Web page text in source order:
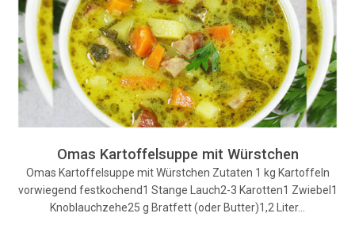
Omas Kartoffelsuppe mit Würstchen
Omas Kartoffelsuppe mit Würstchen Zutaten 1 kg Kartoffeln
vorwiegend festkochend1 Stange Lauch2-3 Karotten1 Zwiebel1
Knoblauchzehe25 g Bratfett (oder Butter)1,2 Liter…